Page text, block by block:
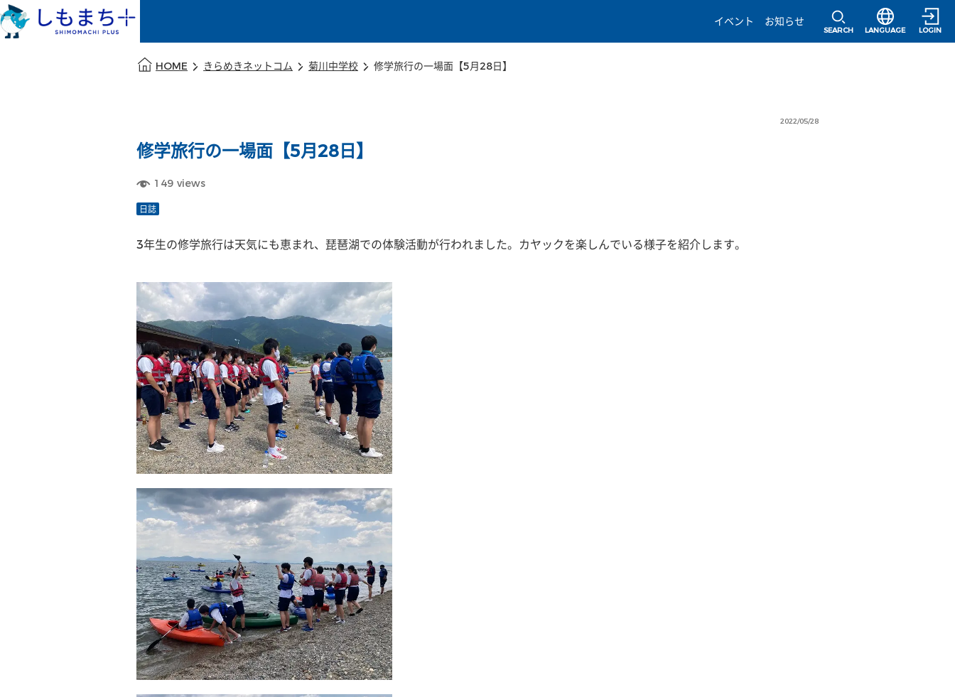
イベント
お知らせ
SEARCH
選択すると言語
LANGUAGE LOGIN
HOME きらめきネットコム 菊川中学校 修学旅行の一場面【5月28日】
2022/05/28
修学旅行の一場面【5月28日】
149 views
日誌
3年生の修学旅行は天気にも恵まれ、琵琶湖での体験活動が行われました。カヤックを楽しんでいる様子を紹介します。